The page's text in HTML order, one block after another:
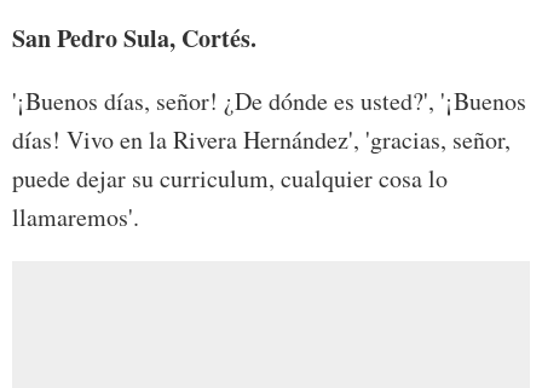
San Pedro Sula, Cortés.
'¡Buenos días, señor! ¿De dónde es usted?', '¡Buenos
días! Vivo en la Rivera Hernández', 'gracias, señor,
puede dejar su curriculum, cualquier cosa lo
llamaremos'.